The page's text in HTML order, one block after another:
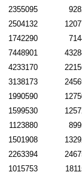
2355095
2504132
1742290
7448901
4233170
3138173
1990590
1599530
1123880
1501908
2263394
1015753